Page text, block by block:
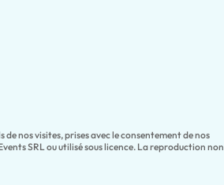
nos visites, prises avec le consentement de nos
SRL ou utilisé sous licence. La reproduction non